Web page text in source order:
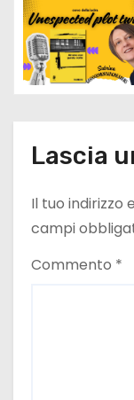
t
i
c
Lascia
Il tuo indirizzo
campi
Commento *